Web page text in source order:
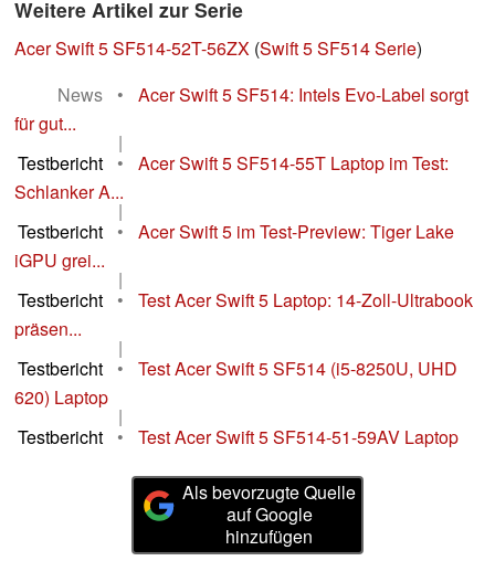
Weitere Artikel zur Serie
Acer Swift 5 SF514-52T-56ZX (Swift 5 SF514 Serie)
News
•
Acer Swift 5 SF514: Intels Evo-Label sorgt
für gut...
|
Testbericht
•
Acer Swift 5 SF514-55T Laptop im Test:
Schlanker A...
|
Testbericht
•
Acer Swift 5 im Test-Preview: Tiger Lake
iGPU grei...
|
Testbericht
•
Test Acer Swift 5 Laptop: 14-Zoll-Ultrabook
präsen...
|
Testbericht
•
Test Acer Swift 5 SF514 (i5-8250U, UHD
620) Laptop
|
Testbericht
• Test Acer Swift 5 SF514-51-59AV Laptop
Als bevorzugte Quelle
auf Google
hinzufügen